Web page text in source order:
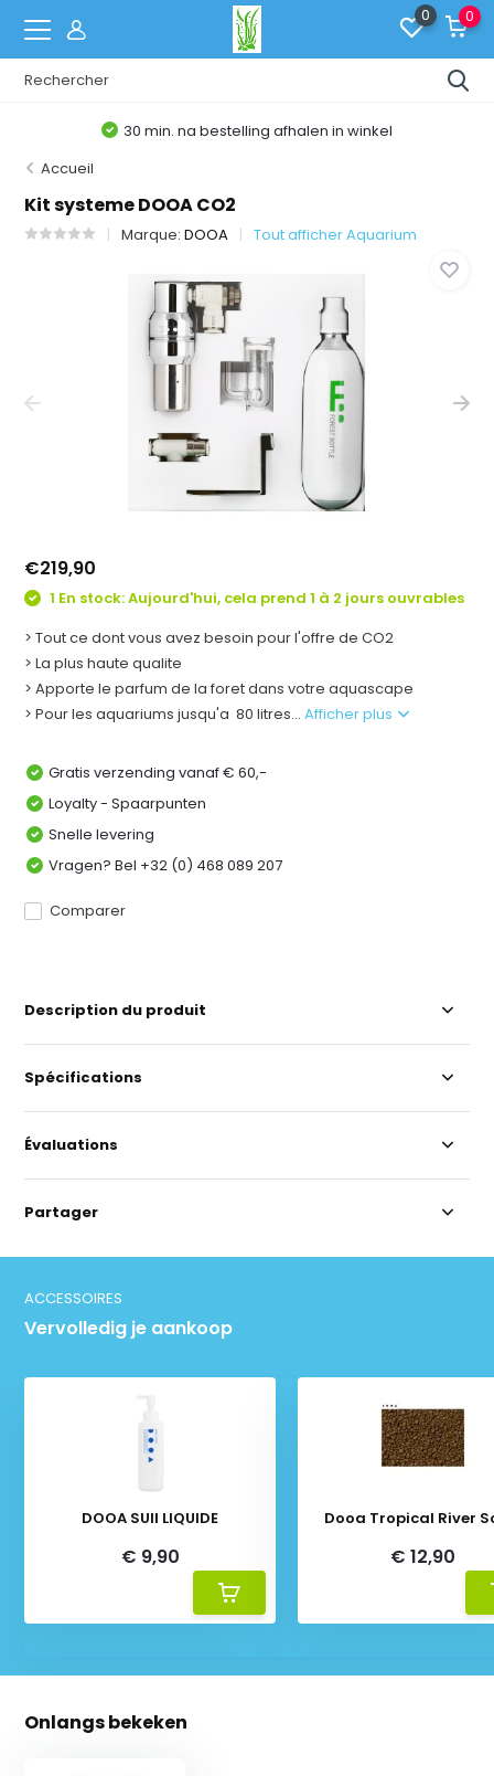
0 0
30 min. na bestelling afhalen in winkel
Accueil
Kit systeme DOOA CO2
Marque:DOOA Tout afficher Aquarium
€219,90
1 En stock: Aujourd'hui, cela prend 1 à 2 jours ouvrables
> Tout ce dont vous avez besoin pour l'offre de CO2
> La plus haute qualite
> Apporte le parfum de la foret dans votre aquascape
> Pour les aquariums jusqu'a 80 litres...Afficher plus
Gratis verzending vanaf € 60,-
Loyalty - Spaarpunten
Snelle levering
Vragen? Bel +32 (0) 468 089 207
Comparer
Description du produit
Spécifications
Évaluations
Partager
ACCESSOIRES
Vervolledig je aankoop
DOOA SUII LIQUIDE
€ 9,90
Dooa Tropical River
€ 12,90
Onlangs bekeken